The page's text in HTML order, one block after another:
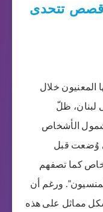
قصص تتحدى
المعنيون خلال
لبنان، ظلّ
الأشخاص
وُضعت قبل
كما تصفهم
ورغم أن
مماثل على هذه